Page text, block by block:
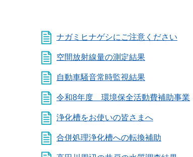
ナガミヒナゲシにご注意ください
空間放射線量の測定結果
自動車騒音常時監視結果
令和8年度 環境保全活動費補助事業
浄化槽をお使いの皆さまへ
合併処理浄化槽への転換補助